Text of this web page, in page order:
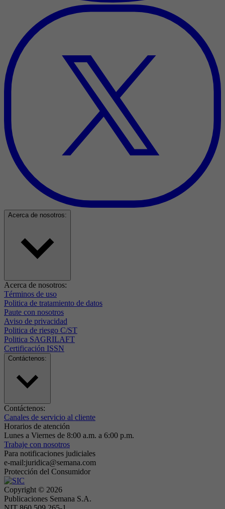
Acerca de nosotros:
Acerca de nosotros:
Términos de uso
Politica de tratamiento de datos
Paute con nosotros
Aviso de privacidad
Politica de riesgo C/ST
Politica SAGRILAFT
Certificación ISSN
Contáctenos:
Contáctenos:
Canales de servicio al cliente
Horarios de atención
Lunes a Viernes de 8:00 a.m. a 6:00 p.m.
Trabaje con nosotros
Para notificaciones judiciales
e-mail:juridica@semana.com
Protección del Consumidor
Copyright © 2026
Publicaciones Semana S.A.